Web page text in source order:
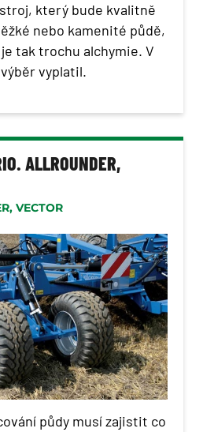
který bude kvalitně
nebo kamenité půdě,
tak trochu alchymie. V
vyplatil.
ALLROUNDER,
VECTOR
půdy musí zajistit co